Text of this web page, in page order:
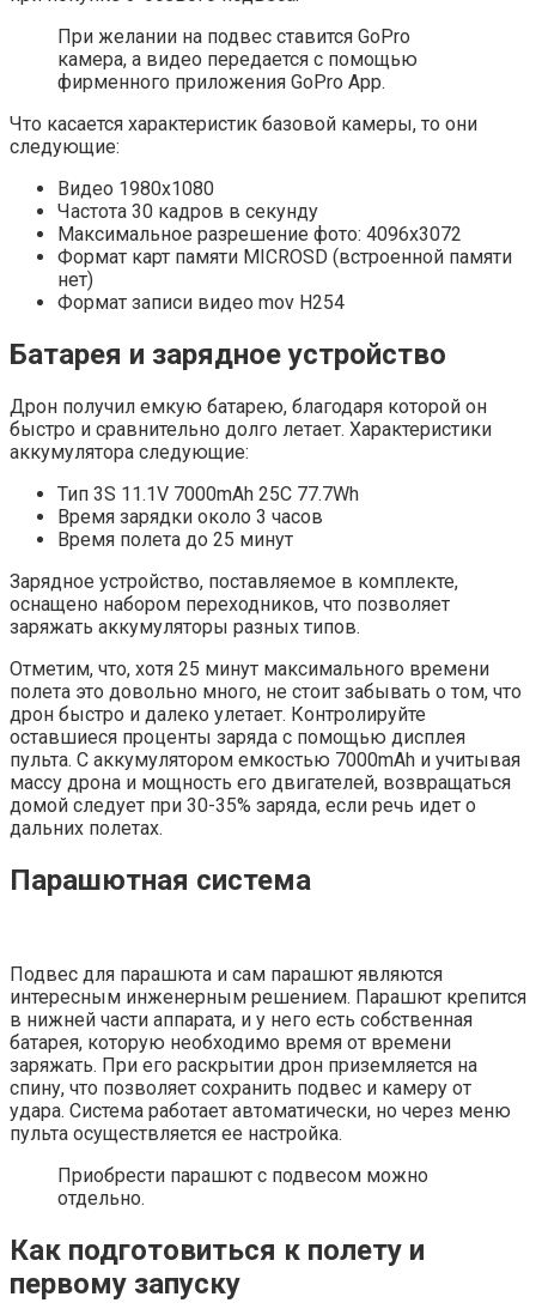
При желании на подвес ставится GoPro
камера, а видео передается с помощью
фирменного приложения GoPro App.
Что касается характеристик базовой камеры, то они
следующие:
Видео 1980х1080
Частота 30 кадров в секунду
Максимальное разрешение фото: 4096х3072
Формат карт памяти MICROSD (встроенной памяти
нет)
Формат записи видео mov H254
Батарея и зарядное устройство
Дрон получил емкую батарею, благодаря которой он
быстро и сравнительно долго летает. Характеристики
аккумулятора следующие:
Тип 3S 11.1V 7000mAh 25C 77.7Wh
Время зарядки около 3 часов
Время полета до 25 минут
Зарядное устройство, поставляемое в комплекте,
оснащено набором переходников, что позволяет
заряжать аккумуляторы разных типов.
Отметим, что, хотя 25 минут максимального времени
полета это довольно много, не стоит забывать о том, что
дрон быстро и далеко улетает. Контролируйте
оставшиеся проценты заряда с помощью дисплея
пульта. С аккумулятором емкостью 7000mAh и учитывая
массу дрона и мощность его двигателей, возвращаться
домой следует при 30-35% заряда, если речь идет о
дальних полетах.
Парашютная система
Подвес для парашюта и сам парашют являются
интересным инженерным решением. Парашют крепится
в нижней части аппарата, и у него есть собственная
батарея, которую необходимо время от времени
заряжать. При его раскрытии дрон приземляется на
спину, что позволяет сохранить подвес и камеру от
удара. Система работает автоматически, но через меню
пульта осуществляется ее настройка.
Приобрести парашют с подвесом можно
отдельно.
Как подготовиться к полету и
первому запуску